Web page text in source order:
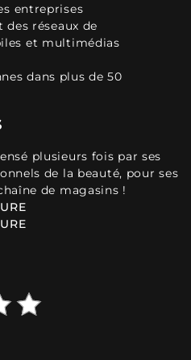
entreprises
réseaux de
et multimédias
dans plus de 50
plusieurs fois par ses
de la beauté, pour ses
de magasins !